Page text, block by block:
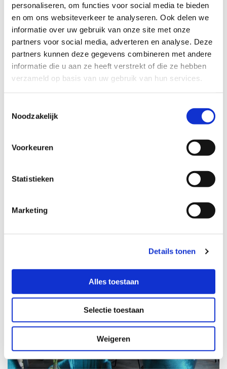
personaliseren, om functies voor social media te bieden
en om ons websiteverkeer te analyseren. Ook delen we
informatie over uw gebruik van onze site met onze
partners voor social media, adverteren en analyse. Deze
partners kunnen deze gegevens combineren met andere
informatie die u aan ze heeft verstrekt of die ze hebben
verzameld op basis van uw gebruik van hun services.
Noodzakelijk
Voorkeuren
Statistieken
Marketing
Details tonen
Alles toestaan
Selectie toestaan
Weigeren
Helaas is Marijke begin 2017 overleden waardoor
een grote leegte is ontstaan. Maar samen met
haar dochters willen we haar gedachte goed
voortzetten in nieuwe projecten die we samen
uitvoeren. Ik heb veel geleerd van haar creativiteit
en haar ongelofelijke inzicht om tot mooie
ontwerpen te komen.
Ik heb sinds de start van mijn buro ontzettend
veel mooie projecten mogen ontwerpen, en blijf
samen met de opdrachtgever een mooi